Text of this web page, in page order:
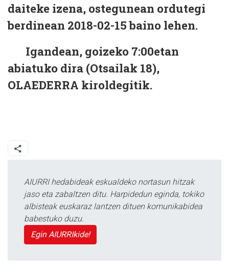
daiteke izena, ostegunean ordutegi
berdinean 2018-02-15 baino lehen.
Igandean, goizeko 7:00etan
abiatuko dira (Otsailak 18),
OLAEDERRA kiroldegitik.
AIURRI hedabideak eskualdeko nortasun hitzak
jaso eta zabaltzen ditu. Harpidedun eginda, tokiko
albisteak euskaraz lantzen dituen komunikabidea
babestuko duzu.
Egin AIURRIkide!